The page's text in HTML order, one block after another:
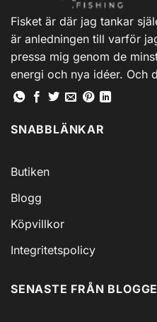
kan
väljas
på
produktsidan
Fisket är där jag tankar
är anledningen till varför
pressa mig genom de
energi och nya idéer. Och
SNABBLÄNKAR
Butiken
Blogg
Köpvillkor
Integritetspolicy
SENASTE FRÅN